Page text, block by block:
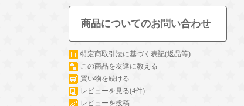
商品についてのお問い合わせ
特定商取引法に基づく表記(返品等)
この商品を友達に教える
買い物を続ける
レビューを見る(4件)
レビューを投稿